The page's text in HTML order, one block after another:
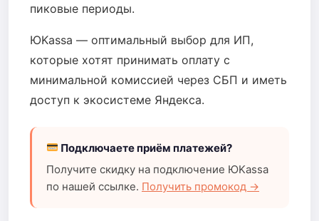
пиковые периоды.
ЮKassa — оптимальный выбор для ИП,
которые хотят принимать оплату с
минимальной комиссией через СБП и иметь
доступ к экосистеме Яндекса.
Подключаете приём платежей?
Получите скидку на подключение ЮKassa
по нашей ссылке. Получить промокод →